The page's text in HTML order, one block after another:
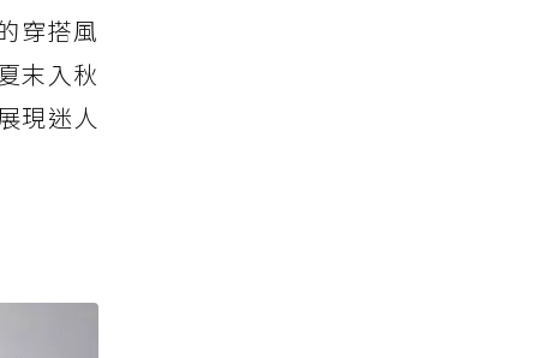
穿搭風
末入秋
現迷人